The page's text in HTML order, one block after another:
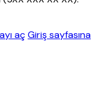
açGiriş sayfasına